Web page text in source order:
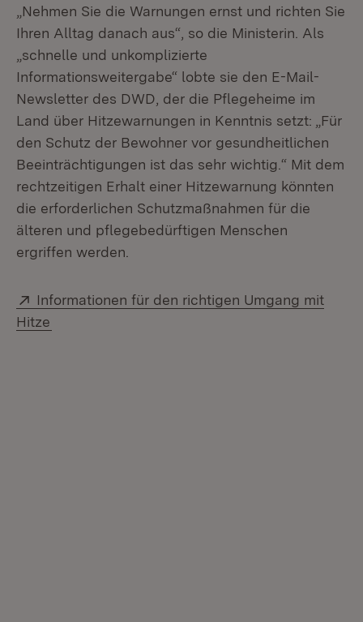
„Nehmen Sie die Warnungen ernst und richten Sie
Ihren Alltag danach aus“, so die Ministerin. Als
„schnelle und unkomplizierte
Informationsweitergabe“ lobte sie den E-Mail-
Newsletter des DWD, der die Pflegeheime im
Land über Hitzewarnungen in Kenntnis setzt: „Für
den Schutz der Bewohner vor gesundheitlichen
Beeinträchtigungen ist das sehr wichtig.“ Mit dem
rechtzeitigen Erhalt einer Hitzewarnung könnten
die erforderlichen Schutzmaßnahmen für die
älteren und pflegebedürftigen Menschen
ergriffen werden.
Extern:
Informationen für den richtigen Umgang mit
Hitze